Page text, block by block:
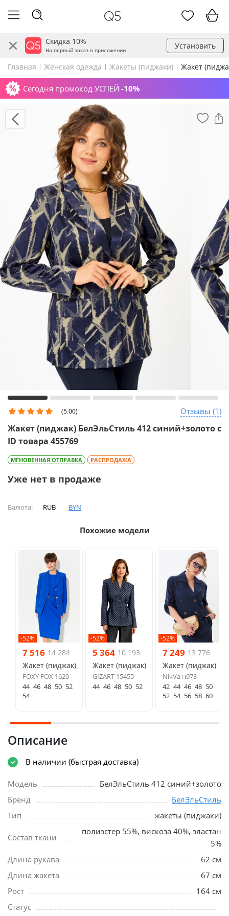
Скидка 10%
На первый заказ в приложении Установить
Главная Женская одежда Жакеты (пиджаки) Жакет
Сегодня промокод УСПЕЙ -10%
(5.00) Отзывы (1)
Жакет (пиджак) БелЭльСтиль 412 синий+золото с
ID товара 455769
МГНОВЕННАЯ ОТПРАВКА РАСПРОДАЖА
Уже нет в продаже
Валюта: RUB BYN
Похожие модели
-52%
7 516 14 284
Жакет (пиджак)
FOXY FOX 1620
44 46 48 50 52
54
-52%
5 364 10 193
Жакет (пиджак)
GIZART 15455
44 46 48 50 52
-52%
7 249 13 776
Жакет (пиджак)
NikVa н973
42 44 46 48 50
52 54 56 58 60
Описание
В наличии (быстрая доставка)
Модель
БелЭльСтиль 412 синий+золото
Бренд
БелЭльСтиль
Тип
жакеты (пиджаки)
Состав ткани
полиэстер 55%, вискоза 40%, эластан
5%
Длина рукава
62 см
Длина жакета
67 см
Рост
164 см
Статус